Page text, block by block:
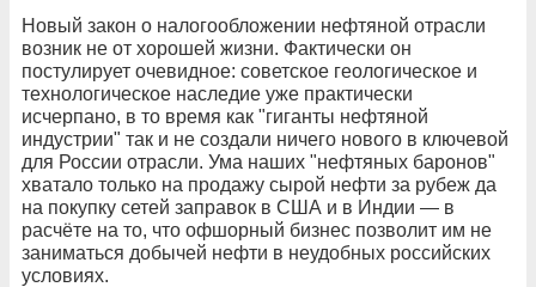
Новый закон о налогообложении нефтяной отрасли
возник не от хорошей жизни. Фактически он
постулирует очевидное: советское геологическое и
технологическое наследие уже практически
исчерпано, в то время как "гиганты нефтяной
индустрии" так и не создали ничего нового в ключевой
для России отрасли. Ума наших "нефтяных баронов"
хватало только на продажу сырой нефти за рубеж да
на покупку сетей заправок в США и в Индии — в
расчёте на то, что офшорный бизнес позволит им не
заниматься добычей нефти в неудобных российских
условиях.